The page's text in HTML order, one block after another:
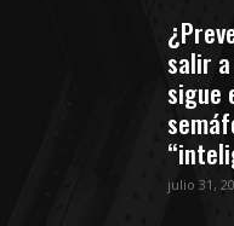
salir
sigue
julio 31,